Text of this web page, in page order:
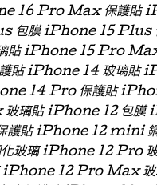
16 Pro Max 保護貼
包膜 iPhone 15 Plus
貼 iPhone 15 Pro
貼 iPhone 14 玻璃貼
14 Pro 保護貼
璃貼 iPhone 12 包膜
貼 iPhone 12 mini
玻璃 iPhone 12 Pro
12 Pro Max 玻